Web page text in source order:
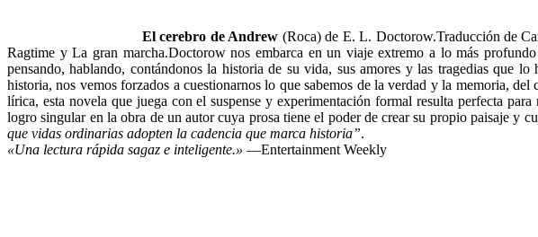
El cerebro de Andrew (Roca) de E. L. Doctorow.Traducción de
Ragtime y La gran marcha.Doctorow nos embarca en un viaje extremo a lo más
pensando, hablando, contándonos la historia de su vida, sus amores y las tragedias que
historia, nos vemos forzados a cuestionarnos lo que sabemos de la verdad y la memoria,
lírica, esta novela que juega con el suspense y experimentación formal resulta perfecta
logro singular en la obra de un autor cuya prosa tiene el poder de crear su propio paisaje y
que vidas ordinarias adopten la cadencia que marca historia”.
«Una lectura rápida sagaz e inteligente.» —Entertainment Weekly